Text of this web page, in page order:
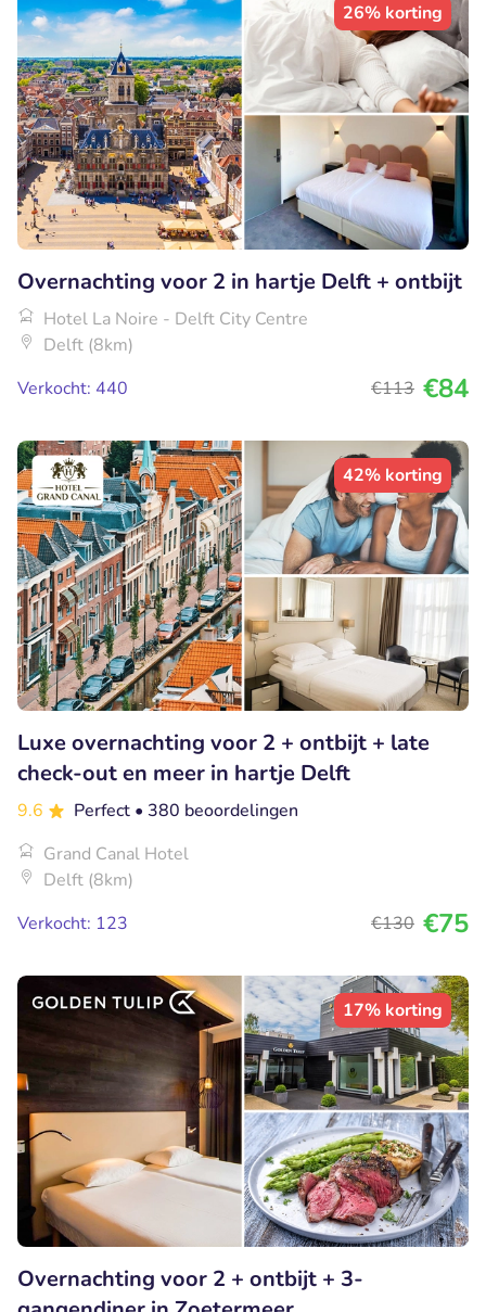
26% korting
Overnachting voor 2 in hartje Delft + ontbijt
Hotel La Noire - Delft City Centre
Delft (8km)
Verkocht: 440
€113 €84
42% korting
Luxe overnachting voor 2 + ontbijt + late
check-out en meer in hartje Delft
9.6 Perfect • 380 beoordelingen
Grand Canal Hotel
Delft (8km)
Verkocht: 123
€130 €75
17% korting
Overnachting voor 2 + ontbijt + 3-